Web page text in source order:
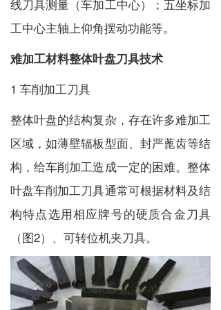
线刀具测量（车加工中心）；五坐标加
工中心主轴上仰角摆动功能等。
难加工材料整体叶盘刀具技术
1 车削加工刀具
整体叶盘的结构复杂，存在许多难加工
区域，如薄壁辐板型面、封严蓖齿等结
构，给车削加工造成一定的困难。整体
叶盘车削加工刀具通常可根据材料及结
构特点选用相应牌号的硬质合金刀具
（图2）、可转位机夹刀具。